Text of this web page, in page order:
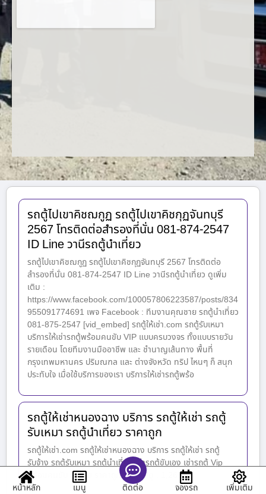
รถตู้ไปเขาคิชฌกูฏ รถตู้ไปเขาคิชกุฏจันทบุรี
2567 โทรติดต่อสำรองที่นั่น 081-874-2547
ID Line วานีรถตู้นำเที่ยว
รถตู้ไปเขาคิชฌกูฏ รถตู้ไปเขาคิชกุฏจันทบุรี 2567 โทรติดต่อ
สำรองที่นั่น 081-874-2547 ID Line วานีรถตู้นำเที่ยว ดูเพิ่ม
เติม :
https://www.facebook.com/100057806223587/posts/834
955091774691 เพจ Facebook : ทีมงานคุณชาย รถตู้นำเที่ยว
081-875-2547 [vid_embed] รถตู้ให้เช่า.com รถตู้รับเหมา
บริการให้เช่ารถตู้พร้อมคนขับ VIP แบบครบวงจร ทั้งแบบรายวัน
รายเดือน โดยทีมงานมืออาชีพ และ ชำนาญเส้นทาง พื้นที่
กรุงเทพมหานคร ปริมณฑล และ ต่างจังหวัด ทริป ไหนๆ ก็ สนุก
ประทับใจ เมื่อใช้บริการของเรา บริการให้เช่ารถตู้พร้อ
รถตู้ให้เช่าหนองฉาง บริการ รถตู้ให้เช่า รถตู้
รับเหมา รถตู้นำเที่ยว ราคาถูก
รถตู้ให้เช่า.com รถตู้ให้เช่าหนองฉาง บริการ รถตู้ให้เช่า รถตู้
รับจ้าง รถตู้รับเหมา รถตู้นำเที่ยว เช่ารถตู้ขับเอง เช่ารถตู้ Vip
พร้อมคนขับ ทั่วไทย ราคาถูก ยอดคนดู : 1,266
หน้าหลัก
เมนู ติดต่อ จองรถ เพิ่มเติม